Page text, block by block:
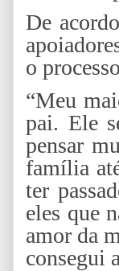
De
o
“Meu
pai. Ele
pensar
família
ter
eles que
amor da
consegui